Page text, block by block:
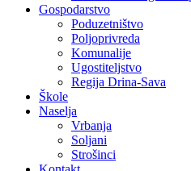
Gospodarstvo
Poduzetništvo
Poljoprivreda
Komunalije
Ugostiteljstvo
Regija Drina-Sava
Škole
Naselja
Vrbanja
Soljani
Strošinci